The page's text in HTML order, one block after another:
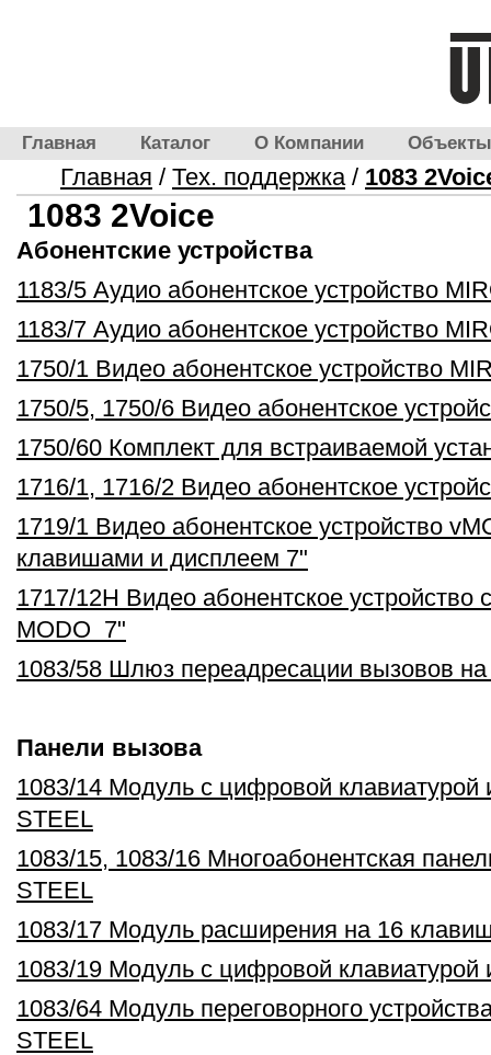
Главная Каталог О Компании Объекты
Главная / Тех. поддержка/ 1083
1083 2Voice
Абонентские устройства
1183/5 Аудио абонентское устройство
1183/7 Аудио абонентское устройство
1750/1 Видео абонентское устройство
1750/5, 1750/6 Видео абонентское
1750/60 Комплект для встраиваемой
1716/1, 1716/2 Видео абонентское
1719/1 Видео абонентское устройство
клавишами и дисплеем 7"
1717/12H Видео абонентское
MODO 7"
1083/58 Шлюз переадресации вызовов
Панели вызова
1083/14 Модуль с цифровой
STEEL
1083/15, 1083/16 Многоабонентская
STEEL
1083/17 Модуль расширения на 16
1083/19 Модуль с цифровой
1083/64 Модуль переговорного
STEEL